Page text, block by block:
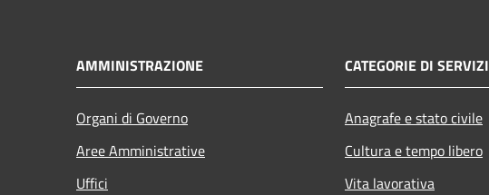
AMMINISTRAZIONE
Organi di Governo
Aree Amministrative
Uffici
CATEGORIE DI
Anagrafe e stato civile
Cultura e tempo libero
Vita lavorativa